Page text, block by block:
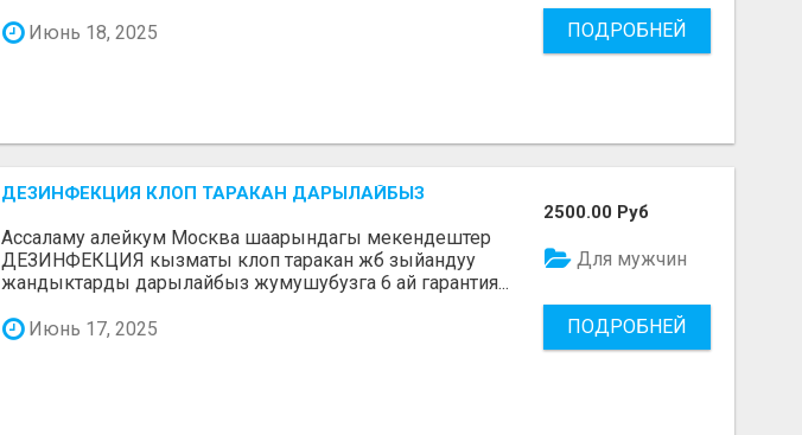
Июнь 18, 2025 ПОДРОБНЕЙ
ДЕЗИНФЕКЦИЯ КЛОП ТАРАКАН ДАРЫЛАЙБЫЗ
Ассаламу алейкум Москва шаарындагы мекендештер
ДЕЗИНФЕКЦИЯ кызматы клоп таракан жб зыйандуу
жандыктарды дарылайбыз жумушубузга 6 ай гарантия...
Июнь 17, 2025
2500.00 Руб
Для мужчин
ПОДРОБНЕЙ